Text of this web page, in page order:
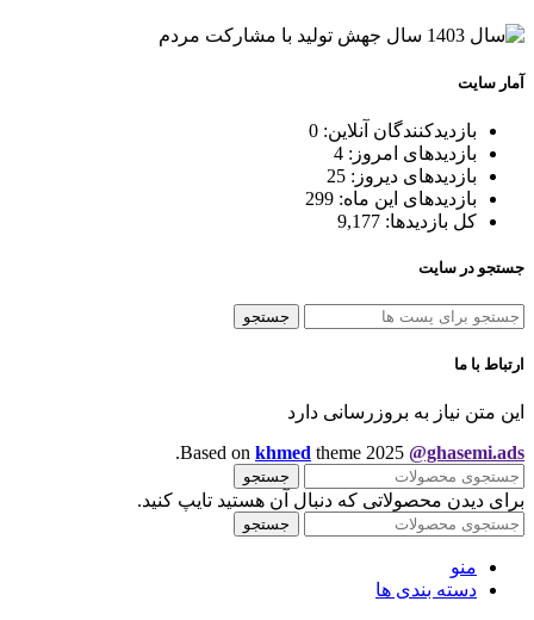
آمار سایت
بازدیدکنندگان آنلاین: 0
بازدیدهای امروز: 4
بازدیدهای دیروز: 25
بازدیدهای این ماه: 299
کل بازدیدها: 9,177
جستجو در سایت
جستجو
ارتباط با ما
این متن نیاز به بروزرسانی دارد
Based on khmed theme 2025 @ghasemi.ads
.
جستجو
برای دیدن محصولاتی که دنبال آن هستید تایپ کنید.
جستجو
منو
دسته بندی ها